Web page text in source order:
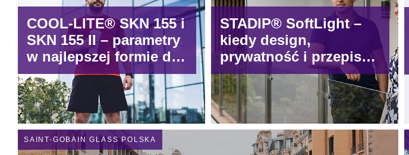
COOL-LITE® SKN 155 i
SKN 155 II – parametry
w najlepszej formie dla
współczesnych fasad
STADIP® SoftLight –
kiedy design,
prywatność i przepisy
spotykają się na
balkonie
SAINT-GOBAIN GLASS POLSKA